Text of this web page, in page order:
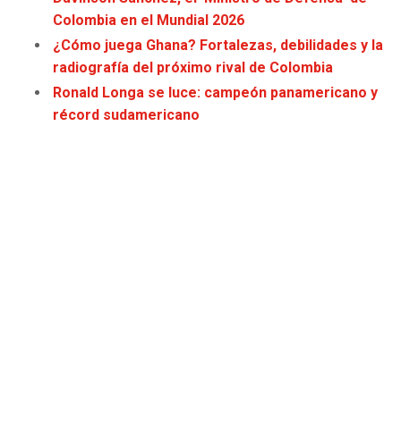
COWBOYS
GIANTS
CLIPPERS
LAKERS
Colombia en el Mundial 2026
¿Cómo juega Ghana? Fortalezas, debilidades y la
radiografía del próximo rival de Colombia
Ronald Longa se luce: campeón panamericano y
récord sudamericano